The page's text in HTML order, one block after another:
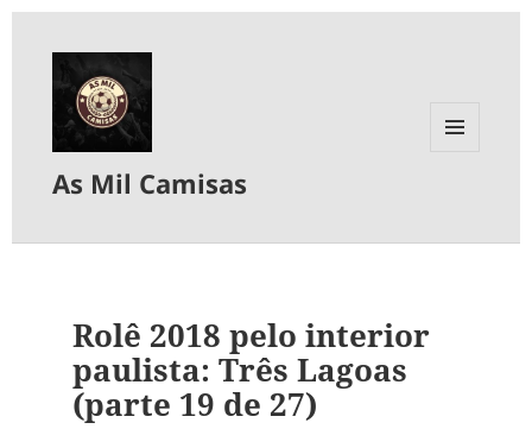
As Mil Camisas
Rolê 2018 pelo interior
paulista: Três Lagoas
(parte 19 de 27)